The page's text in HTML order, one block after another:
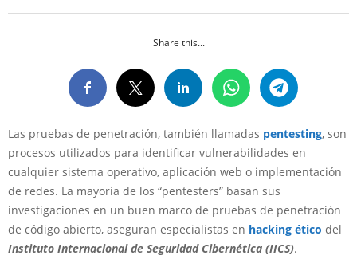
Share this...
Las pruebas de penetración, también llamadas pentesting, son
procesos utilizados para identificar vulnerabilidades en
cualquier sistema operativo, aplicación web o implementación
de redes. La mayoría de los “pentesters” basan sus
investigaciones en un buen marco de pruebas de penetración
de código abierto, aseguran especialistas en hacking ético del
Instituto Internacional de Seguridad Cibernética (IICS).